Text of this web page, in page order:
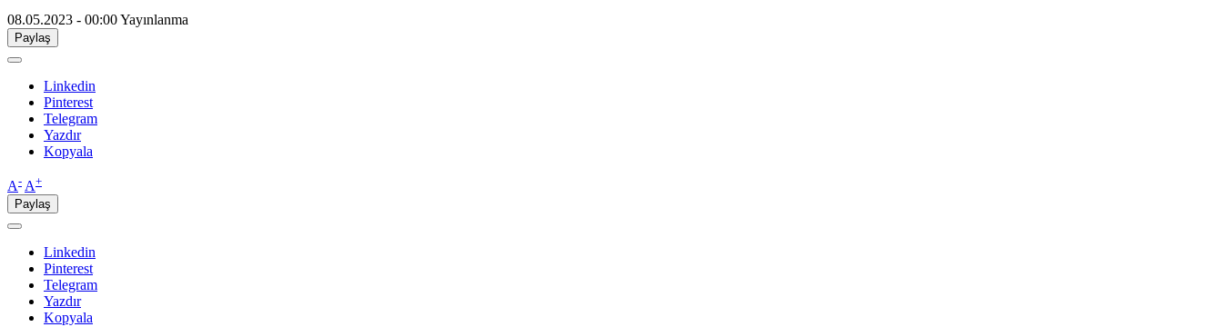
08.05.2023 - 00:00Yayınlanma
Paylaş
Linkedin
Pinterest
Telegram
Yazdır
Kopyala
A- A+
Paylaş
Linkedin
Pinterest
Telegram
Yazdır
Kopyala